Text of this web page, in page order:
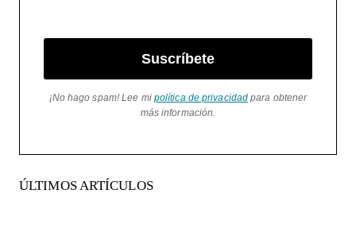
Suscríbete
¡No hago spam! Lee mi política de privacidad para obtener
más información.
ÚLTIMOS ARTÍCULOS